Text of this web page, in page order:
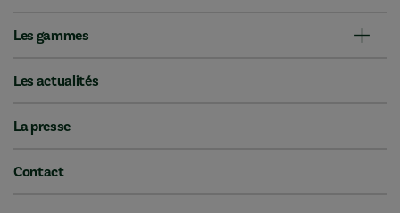
Les gammes
Les actualités
La presse
Contact